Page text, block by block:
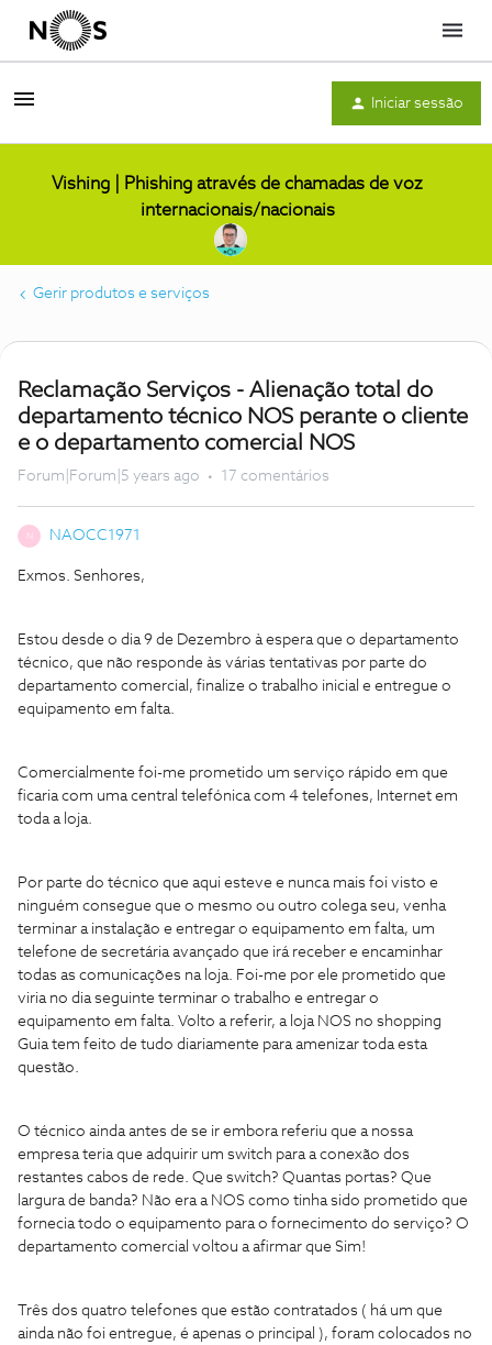
Menu
Iniciar sessão
Vishing | Phishing através de chamadas de voz
internacionais/nacionais
Gerir produtos e serviços
Reclamação Serviços - Alienação total do
departamento técnico NOS perante o cliente
e o departamento comercial NOS
Forum|Forum|5 years ago 17 comentários
N NAOCC1971
Exmos. Senhores,
Estou desde o dia 9 de Dezembro à espera que o departamento
técnico, que não responde às várias tentativas por parte do
departamento comercial, finalize o trabalho inicial e entregue o
equipamento em falta.
Comercialmente foi-me prometido um serviço rápido em que
ficaria com uma central telefónica com 4 telefones, Internet em
toda a loja.
Por parte do técnico que aqui esteve e nunca mais foi visto e
ninguém consegue que o mesmo ou outro colega seu, venha
terminar a instalação e entregar o equipamento em falta, um
telefone de secretária avançado que irá receber e encaminhar
todas as comunicações na loja. Foi-me por ele prometido que
viria no dia seguinte terminar o trabalho e entregar o
equipamento em falta. Volto a referir, a loja NOS no shopping
Guia tem feito de tudo diariamente para amenizar toda esta
questão.
O técnico ainda antes de se ir embora referiu que a nossa
empresa teria que adquirir um switch para a conexão dos
restantes cabos de rede. Que switch? Quantas portas? Que
largura de banda? Não era a NOS como tinha sido prometido que
fornecia todo o equipamento para o fornecimento do serviço? O
departamento comercial voltou a afirmar que Sim!
Três dos quatro telefones que estão contratados ( há um que
ainda não foi entregue, é apenas o principal ), foram colocados no